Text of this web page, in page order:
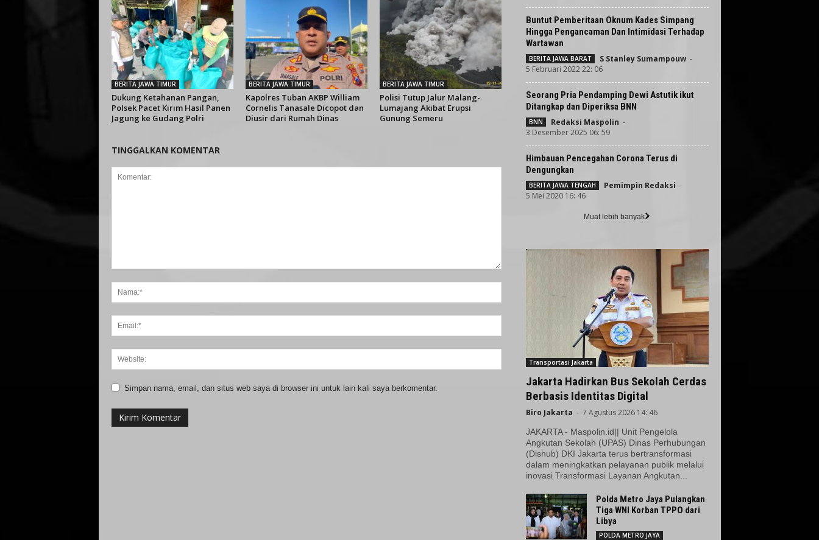
BERITA JAWA TIMUR
Dukung Ketahanan Pangan,
Polsek Pacet Kirim Hasil Panen
Jagung ke Gudang Polri
BERITA JAWA TIMUR
Kapolres Tuban AKBP William
Cornelis Tanasale Dicopot dan
Diusir dari Rumah Dinas
BERITA JAWA TIMUR
Polisi Tutup Jalur Malang-
Lumajang Akibat Erupsi
Gunung Semeru
TINGGALKAN KOMENTAR
Simpan nama, email, dan situs web saya di browser ini untuk lain kali saya berkomentar.
Buntut Pemberitaan Oknum Kades Simpang
Hingga Pengancaman Dan Intimidasi Terhadap
Wartawan
BERITA JAWA BARAT S Stanley Sumampouw -
5 Februari 2022 22: 06
Seorang Pria Pendamping Dewi Astutik ikut
Ditangkap dan Diperiksa BNN
BNN Redaksi Maspolin -
3 Desember 2025 06: 59
Himbauan Pencegahan Corona Terus di
Dengungkan
BERITA JAWA TENGAH Pemimpin Redaksi -
5 Mei 2020 16: 46
Muat lebih banyak
Transportasi Jakarta
Jakarta Hadirkan Bus Sekolah Cerdas
Berbasis Identitas Digital
Biro Jakarta - 7 Agustus 2026 14: 46
JAKARTA - Maspolin.id|| Unit Pengelola
Angkutan Sekolah (UPAS) Dinas Perhubungan
(Dishub) DKI Jakarta terus bertransformasi
dalam meningkatkan pelayanan publik melalui
inovasi Transformasi Layanan Angkutan...
Polda Metro Jaya Pulangkan
Tiga WNI Korban TPPO dari
Libya
POLDA METRO JAYA